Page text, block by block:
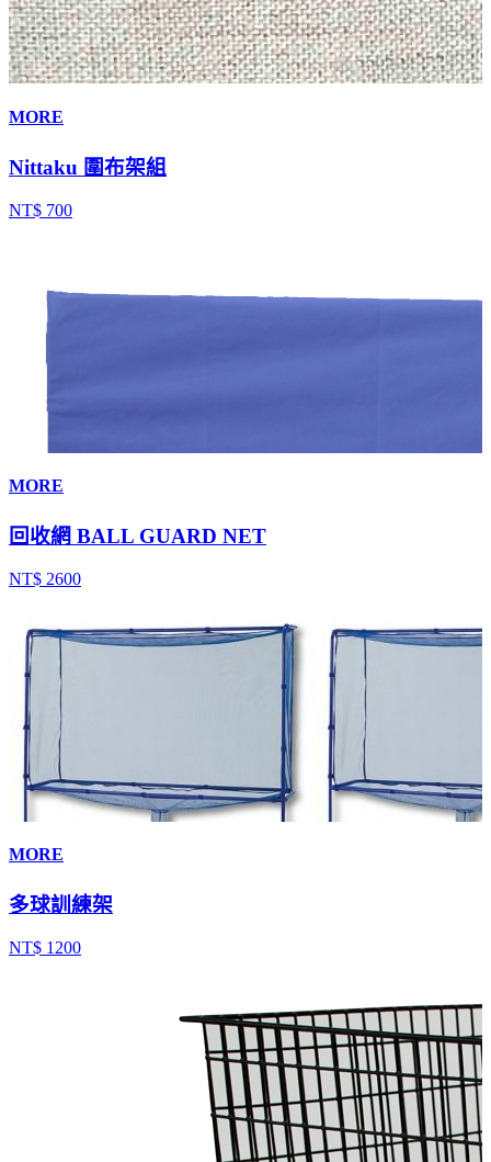
MORE
Nittaku 圍布架組
NT$ 700
MORE
回收網 BALL GUARD NET
NT$ 2600
MORE
多球訓練架
NT$ 1200